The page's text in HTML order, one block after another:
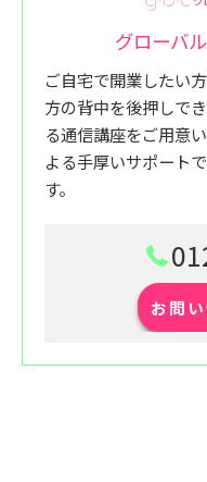
グローバ
ご自宅で開業したい
方の背中を後押しで
る通信講座をご用意
よる手厚いサポート
す。
お問